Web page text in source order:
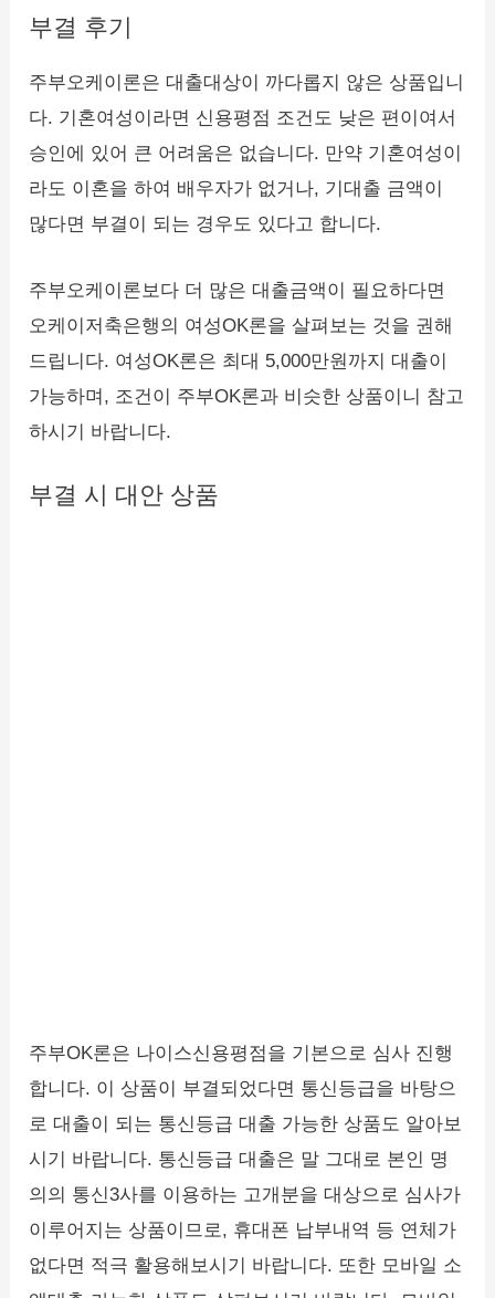
부결 후기
주부오케이론은 대출대상이 까다롭지 않은 상품입니
다. 기혼여성이라면 신용평점 조건도 낮은 편이여서
승인에 있어 큰 어려움은 없습니다. 만약 기혼여성이
라도 이혼을 하여 배우자가 없거나, 기대출 금액이
많다면 부결이 되는 경우도 있다고 합니다.
주부오케이론보다 더 많은 대출금액이 필요하다면
오케이저축은행의 여성OK론을 살펴보는 것을 권해
드립니다. 여성OK론은 최대 5,000만원까지 대출이
가능하며, 조건이 주부OK론과 비슷한 상품이니 참고
하시기 바랍니다.
부결 시 대안 상품
주부OK론은 나이스신용평점을 기본으로 심사 진행
합니다. 이 상품이 부결되었다면 통신등급을 바탕으
로 대출이 되는 통신등급 대출 가능한 상품도 알아보
시기 바랍니다. 통신등급 대출은 말 그대로 본인 명
의의 통신3사를 이용하는 고개분을 대상으로 심사가
이루어지는 상품이므로, 휴대폰 납부내역 등 연체가
없다면 적극 활용해보시기 바랍니다. 또한 모바일 소